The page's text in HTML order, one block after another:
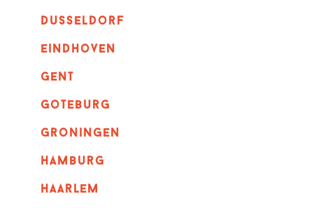
dusseldorf
eindhoven
GENT
goteburg
groningen
hamburg
haarlem